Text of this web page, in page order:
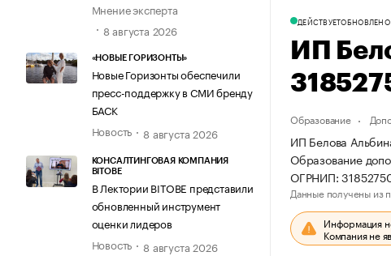
Мнение эксперта
8 августа 2026
«НОВЫЕ ГОРИЗОНТЫ»
Новые Горизонты обеспечили
пресс-поддержку в СМИ бренду
БАСК
Новость
8 августа 2026
КОНСАЛТИНГОВАЯ КОМПАНИЯ
BITOBE
В Лектории BITOBE представили
обновленный инструмент
оценки лидеров
Новость
8 августа 2026
ДЕЙСТВУЕТОБНОВЛЕНО
ИП
Образование
ИП Белова
Образование
ОГРНИП:
Данные получены из
Информация
Компания не